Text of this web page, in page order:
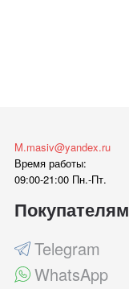
M.masiv@yandex.ru
Время работы:
09:00-21:00 Пн.-Пт.
Покупателям
Telegram
WhatsApp